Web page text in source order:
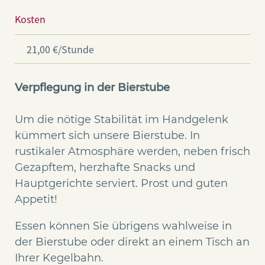
Kosten
21,00 €/Stunde
Verpflegung in der Bierstube
Um die nötige Stabilität im Handgelenk
kümmert sich unsere Bierstube. In
rustikaler Atmosphäre werden, neben frisch
Gezapftem, herzhafte Snacks und
Hauptgerichte serviert. Prost und guten
Appetit!
Essen können Sie übrigens wahlweise in
der Bierstube oder direkt an einem Tisch an
Ihrer Kegelbahn.